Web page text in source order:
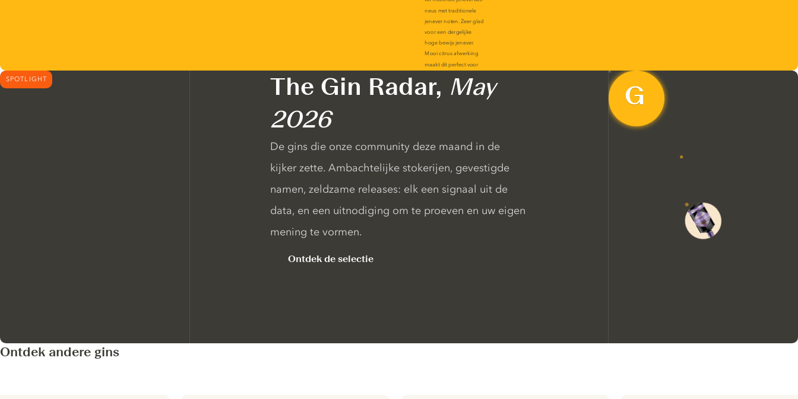
SPOTLIGHT The Gin Radar, May
2026
De gins die onze community deze maand in de
kijker zette. Ambachtelijke stokerijen, gevestigde
namen, zeldzame releases: elk een signaal uit de
data, en een uitnodiging om te proeven en uw eigen
mening te vormen.
Ontdek de selectie
Ontdek andere gins